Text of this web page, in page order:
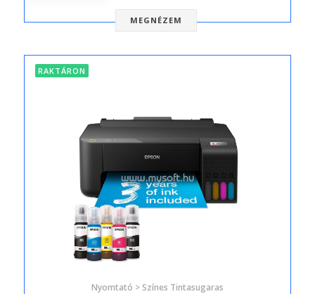
MEGNÉZEM
RAKTÁRON
Nyomtató > Színes Tintasugaras